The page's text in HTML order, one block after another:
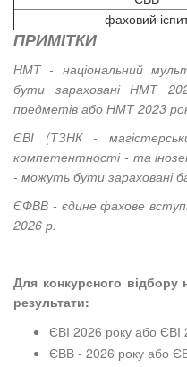
фаховий
ПРИМІТКИ
НМТ - національний
бути зараховані НМТ
предметів або НМТ 2023
ЄВІ (ТЗНК -
компетентності - та
- можуть бути зараховані
ЄФВВ - єдине фахове
2026 р.
Для конкурсного відбору
результати:
ЄВІ 2026 року або ЄВІ
ЄВВ - 2026 року або